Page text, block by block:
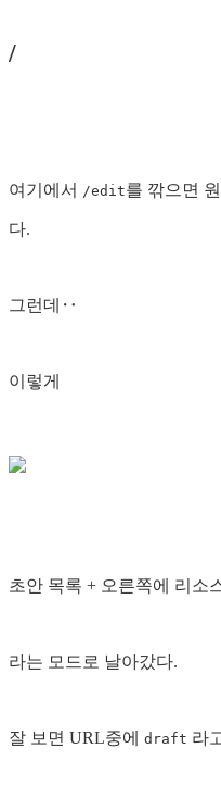
/
여기에서 /edit를 깎으면
다.
그런데‥
이렇게
초안 목록 + 오른쪽에 리소
라는 모드로 날아갔다.
잘 보면 URL중에 draft 라